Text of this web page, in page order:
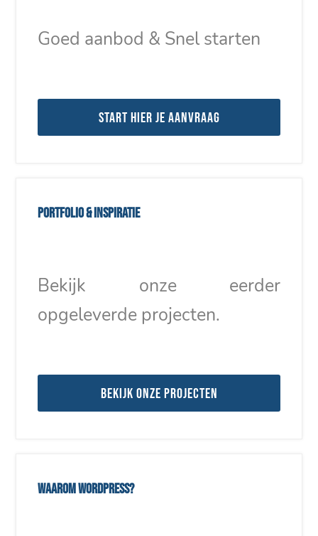
Goed aanbod & Snel starten
Start hier je aanvraag
Portfolio & inspiratie
Bekijk onze eerder
opgeleverde projecten.
Bekijk onze projecten
Waarom WordPress?